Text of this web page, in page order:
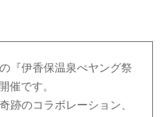
『伊香保温泉ぺヤング祭
催です。
跡のコラボレーション、